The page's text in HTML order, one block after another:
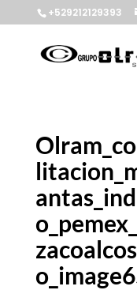
+529212129393